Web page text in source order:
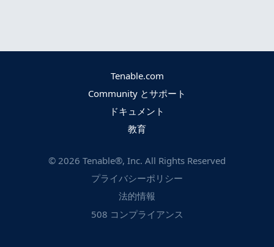
Tenable.com
Community とサポート
ドキュメント
教育
© 2026 Tenable®, Inc. All Rights Reserved
プライバシーポリシー
法的情報
508 コンプライアンス